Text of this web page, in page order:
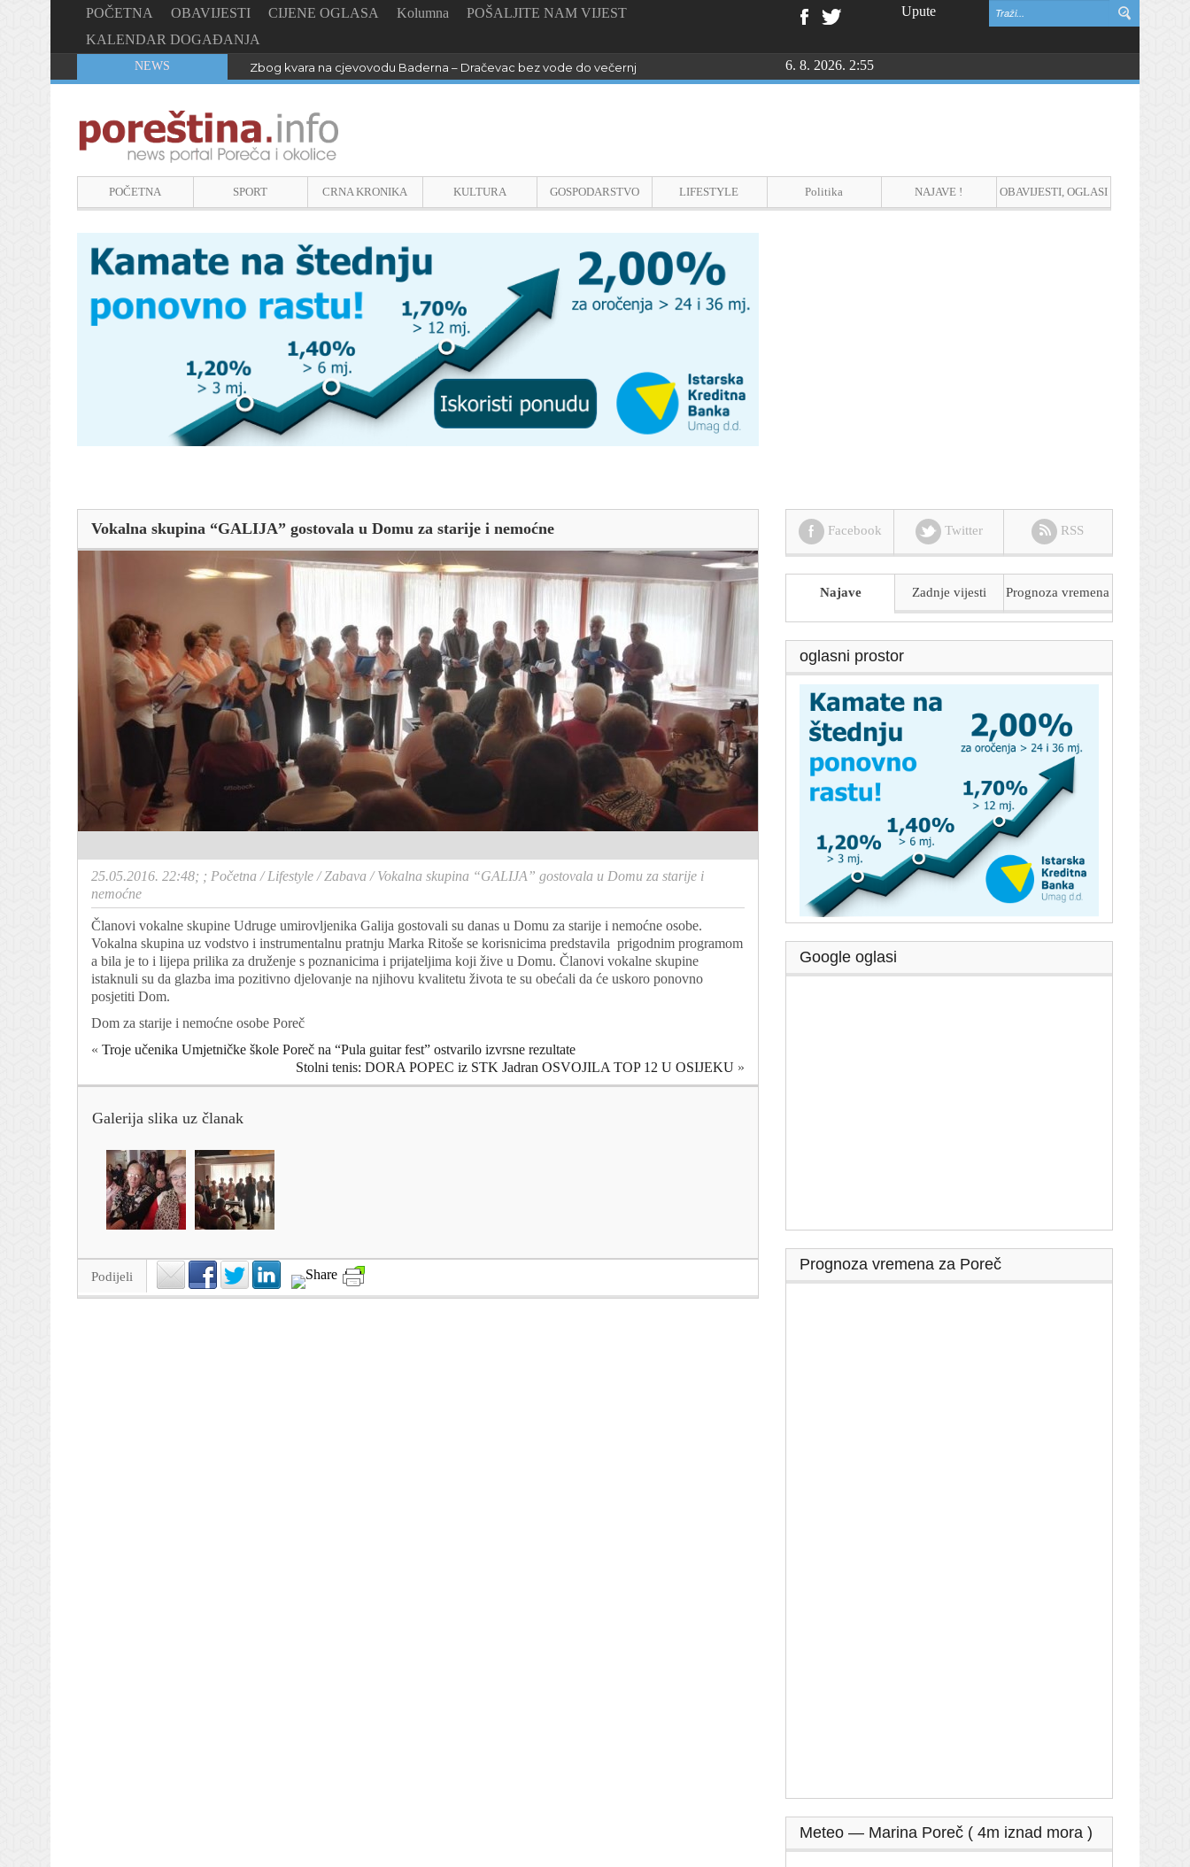
POČETNA OBAVIJESTI CIJENE OGLASA Kolumna
POŠALJITE NAM VIJEST
KALENDAR DOGAĐANJA
Upute
NEWS Zbog kvara na cjevovodu Baderna – Dračevac bez vode do večernjih sati ! 6. 8. 2026. 2:55
POČETNA SPORT CRNA KRONIKA KULTURA GOSPODARSTVO LIFESTYLE Politika NAJAVE ! OBAVIJESTI, OGLASI
Vokalna skupina “GALIJA” gostovala u Domu za starije i nemoćne
25.05.2016. 22:48; ; Početna /Lifestyle /Zabava /Vokalna skupina “GALIJA” gostovala u Domu za starije i
nemoćne
Članovi vokalne skupine Udruge umirovljenika Galija gostovali su danas u Domu za starije i nemoćne osobe.
Vokalna skupina uz vodstvo i instrumentalnu pratnju Marka Ritoše se korisnicima predstavila prigodnim programom
a bila je to i lijepa prilika za druženje s poznanicima i prijateljima koji žive u Domu. Članovi vokalne skupine
istaknuli su da glazba ima pozitivno djelovanje na njihovu kvalitetu života te su obećali da će uskoro ponovno
posjetiti Dom.
Dom za starije i nemoćne osobe Poreč
« Troje učenika Umjetničke škole Poreč na “Pula guitar fest” ostvarilo izvrsne rezultate
Stolni tenis: DORA POPEC iz STK Jadran OSVOJILA TOP 12 U OSIJEKU »
Galerija slika uz članak
Podijeli
Facebook Twitter RSS
Najave Zadnje vijesti Prognoza vremena
oglasni prostor
Google oglasi
Prognoza vremena za Poreč
Meteo — Marina Poreč ( 4m iznad mora )